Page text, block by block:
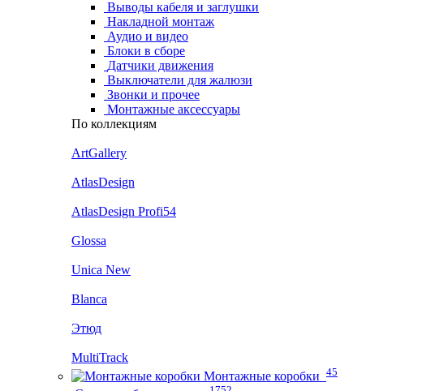
Выводы кабеля и заглушки
Накладной монтаж
Аудио и видео
Блоки в сборе
Датчики движения
Выключатели для жалюзи
Звонки и прочее
Монтажные аксессуары
По коллекциям
ArtGallery
AtlasDesign
AtlasDesign Profi54
Glossa
Unica New
Blanca
Этюд
MultiTrack
Монтажные коробки 45